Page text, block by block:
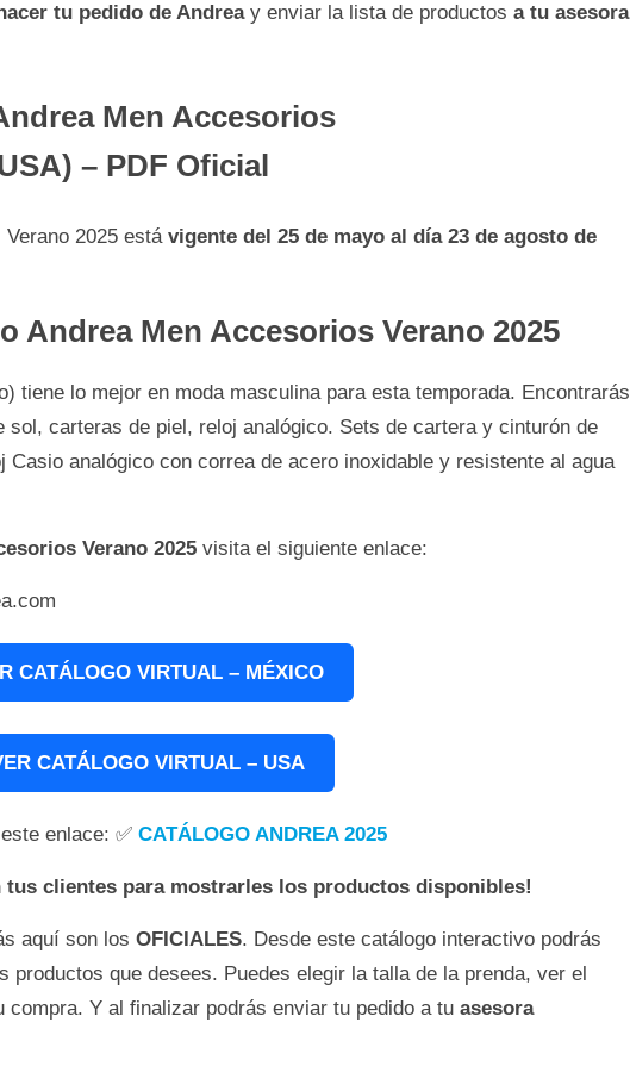
tu pedido de Andrea y enviar la lista de productos a tu asesora
Men Accesorios
– PDF Oficial
2025 está vigente del 25 de mayo al día 23 de agosto de
Andrea Men Accesorios Verano 2025
tiene lo mejor en moda masculina para esta temporada. Encontrarás
carteras de piel, reloj analógico. Sets de cartera y cinturón de
Casio analógico con correa de acero inoxidable y resistente al agua
Verano 2025 visita el siguiente enlace:
CATÁLOGO VIRTUAL – MÉXICO
CATÁLOGO VIRTUAL – USA
enlace: ✅ CATÁLOGO ANDREA 2025
tus clientes para mostrarles los productos disponibles!
aquí son los OFICIALES. Desde este catálogo interactivo podrás
productos que desees. Puedes elegir la talla de la prenda, ver el
Y al finalizar podrás enviar tu pedido a tu asesora